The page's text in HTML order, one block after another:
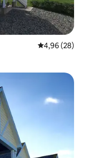
Gemiddelde
4,96 (28)